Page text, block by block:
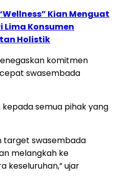
Kian Menguat
Lima Konsumen
Holistik
komitmen
swasembada
semua pihak yang
target swasembada
melangkah ke
keseluruhan,” ujar